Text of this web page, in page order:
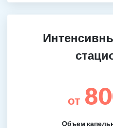
от
Объем